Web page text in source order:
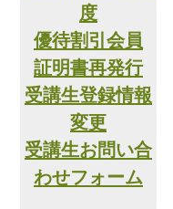
度
優待割引会員
証明書再発行
受講生登録情報
変更
受講生お問い合
わせフォーム